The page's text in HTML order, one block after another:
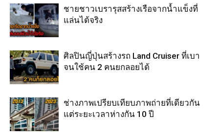
ชายชาวเบรารุสสร้างเรือจากน้ำแข็งที่
แล่นได้จริง
ศิลปินญี่ปุ่นสร้างรถ Land Cruiser ที่เบา
จนใช้คน 2 คนยกลอยได้
ช่างภาพเปรียบเทียบภาพถ่ายที่เดียวกัน
แต่ระยะเวลาห่างกัน 10 ปี